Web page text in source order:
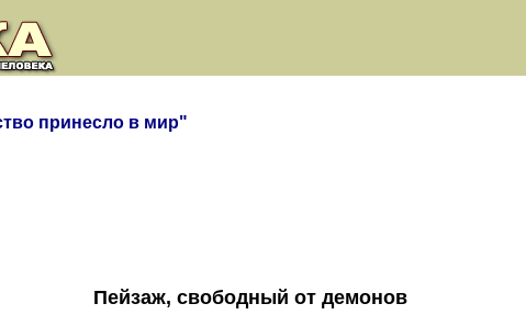
принесло в мир"
Пейзаж, свободный от демонов